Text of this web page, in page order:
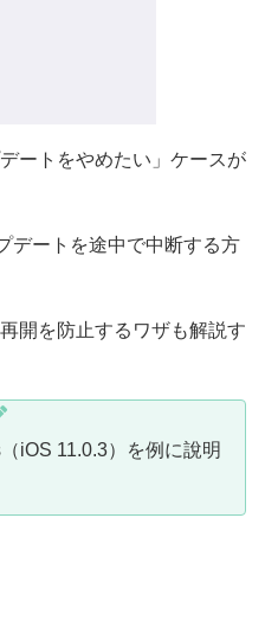
ートをやめたい」ケースが
デートを途中で中断する方
開を防止するワザも解説す
iOS 11.0.3）を例に說明